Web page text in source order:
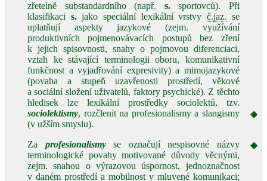
zřetelně substandardního (např. s.sportovců). Při
klasifikaci s.jako speciální lexikální vrstvyč.jaz. se
uplatňují aspekty jazykové (zejm. využívání
produktivních pojmenovávacích postupů bez zření
k jejich spisovnosti, snahy o pojmovou diferenciaci,
vztah ke stávající terminologii oboru, komunikativní
funkčnost a vyjadřování expresivity) a mimojazykové
(povaha a stupeň uzavřenosti prostředí, věkové
a sociální složení uživatelů, faktory psychické). Z těchto
hledisek lze lexikální prostředky sociolektů, tzv.
sociolektismy, rozčlenit na profesionalismy a slangismy
(v užším smyslu).
Za profesionalismyse označují nespisovné názvy
terminologické povahy motivované důvody věcnými,
zejm. snahou o výrazovou úspornost, jednoznačnost
v daném prostředí a mobilnost v mluvené komunikaci;
◆
◆